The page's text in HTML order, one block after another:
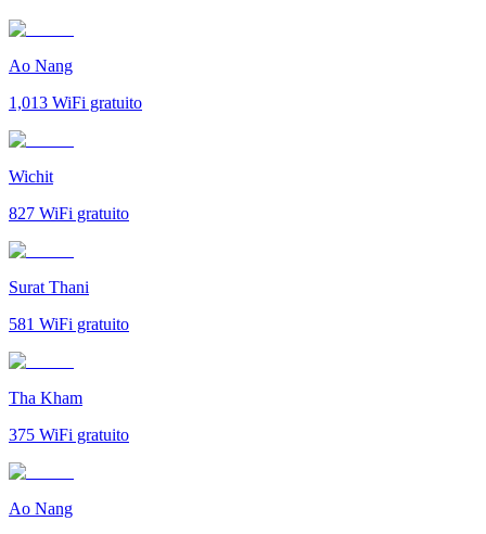
Ao Nang
1,013 WiFi gratuito
Wichit
827 WiFi gratuito
Surat Thani
581 WiFi gratuito
Tha Kham
375 WiFi gratuito
Ao Nang